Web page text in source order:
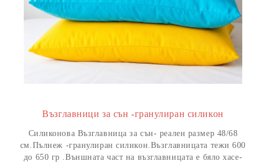
Възглавници за сън -гранулиран силикон
Силиконова Възглавница за сън- реален размер 48/68
см.Пълнеж -гранулиран силикон.Възглавницата тежи 600
до 650 гр .Външната част на възглавницата е бяло хасе-